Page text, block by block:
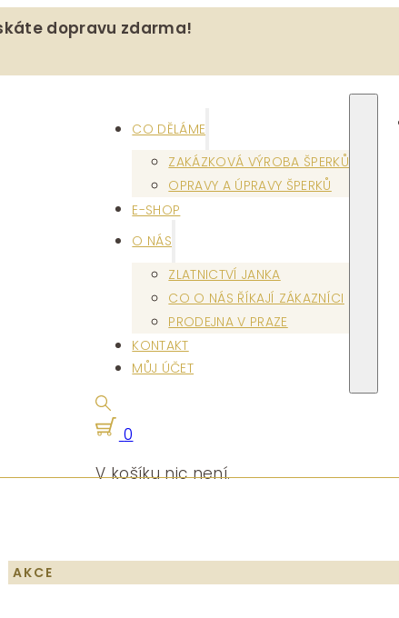
dopravu zdarma!
CO DĚLÁME
ZAKÁZKOVÁ VÝROBA ŠPERKŮ
OPRAVY A ÚPRAVY ŠPERKŮ
E-SHOP
O NÁS
ZLATNICTVÍ JANKA
CO O NÁS ŘÍKAJÍ ZÁKAZNÍCI
PRODEJNA V PRAZE
KONTAKT
MŮJ ÚČET
0
V košíku nic není.
AKCE